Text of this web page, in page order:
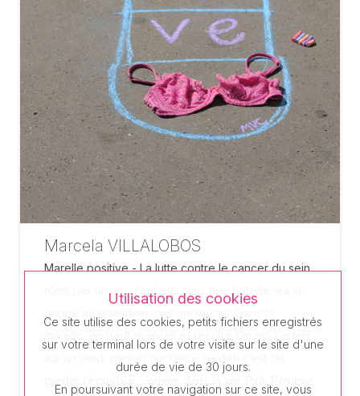
Marcela VILLALOBOS
Marelle positive - La lutte contre le cancer du sein
n’est pas un jeu d’enfants mais une bataille qui se
Utilisation des cookies
Ce site utilise des cookies, petits fichiers enregistrés
sur votre terminal lors de votre visite sur le site d'une
durée de vie de 30 jours.
En poursuivant votre navigation sur ce site, vous